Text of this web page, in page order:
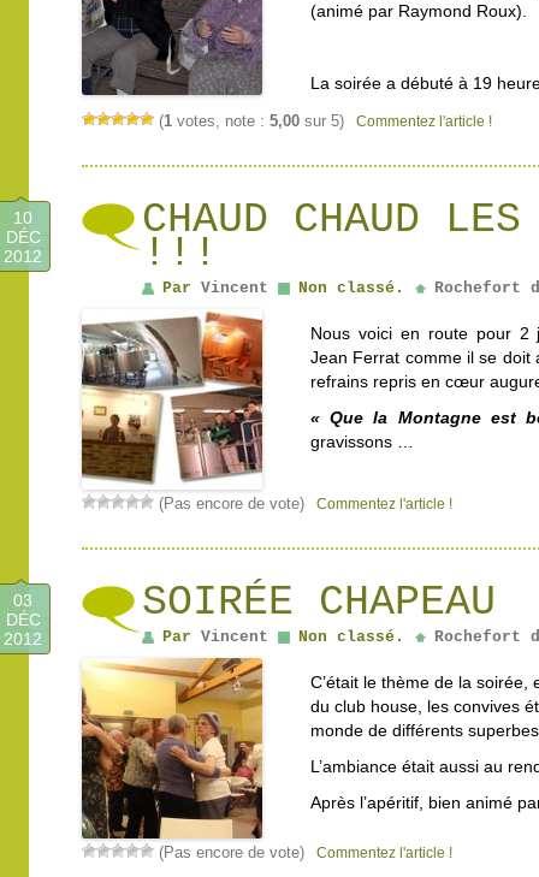
(animé par Raymond Roux).
La soirée a débuté à 19
(1 votes, note : 5,00 sur 5) Commentez l'article !
CHAUD CHAUD LES
!!!
10
DÉC
2012
Par Vincent Non classé. Rochefort
Nous voici en route pour 2
Jean Ferrat comme il se doit
refrains repris en cœur
« Que la Montagne est
gravissons …
(Pas encore de vote) Commentez l'article !
SOIRÉE CHAPEAU
03
DÉC
2012
Par Vincent Non classé. Rochefort
C’était le thème de la soirée,
du club house, les convives
monde de différents
L’ambiance était aussi au
Après l’apéritif, bien animé
(Pas encore de vote) Commentez l'article !